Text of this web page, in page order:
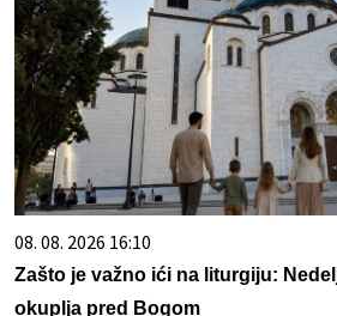
08. 08. 2026 16:10
Zašto je važno ići na liturgiju:
okuplja pred Bogom